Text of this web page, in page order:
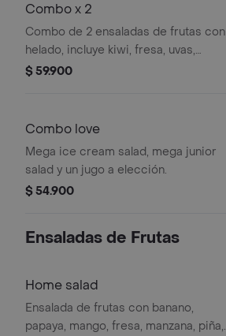
Combo x 2
Combo de 2 ensaladas de frutas con
helado, incluye kiwi, fresa, uvas,
pitahaya y cereza.
$ 59.900
Combo love
Mega ice cream salad, mega junior
salad y un jugo a elección.
$ 54.900
Ensaladas de Frutas
Home salad
Ensalada de frutas con banano,
papaya, mango, fresa, manzana, piña,